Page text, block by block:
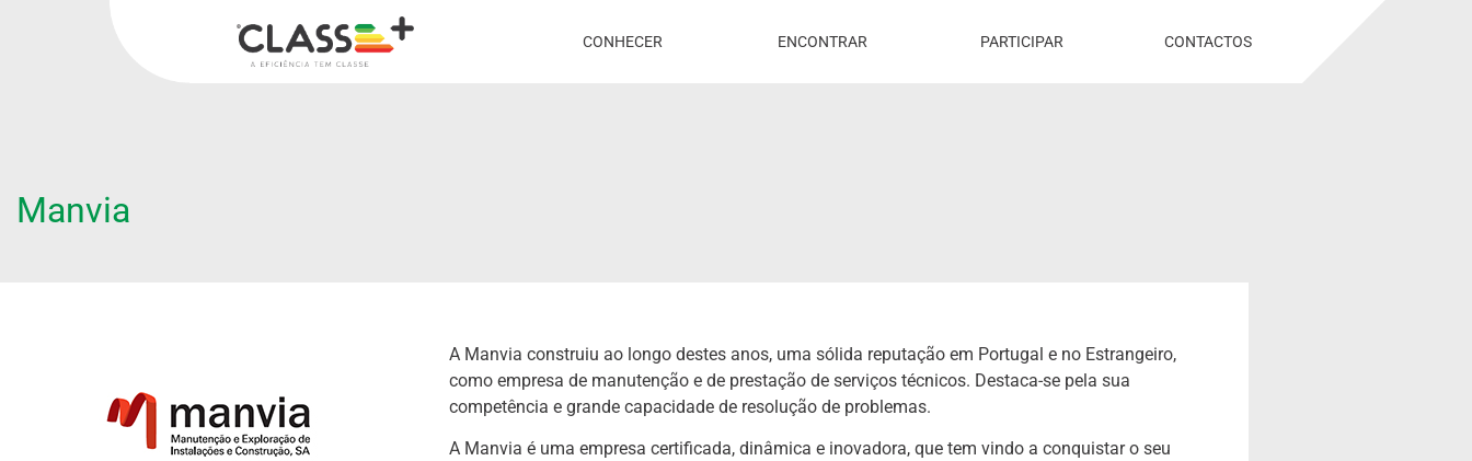
CONHECER ENCONTRAR PARTICIPAR CONTACTOS
Manvia
A Manvia construiu ao longo destes anos, uma sólida reputação em Portugal e no Estrangeiro,
como empresa de manutenção e de prestação de serviços técnicos. Destaca-se pela sua
competência e grande capacidade de resolução de problemas.
A Manvia é uma empresa certificada, dinâmica e inovadora, que tem vindo a conquistar o seu